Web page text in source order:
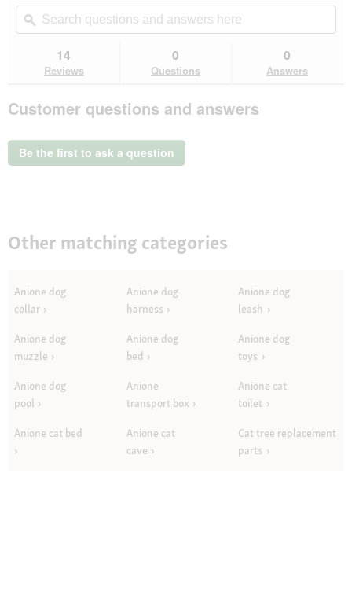
of
Read
for
column
fat
balls
will
navigate
to
reviews.
Search
questions
and
ϙ
14
Reviews
0
Questions
0
Answers
Customer questions and answers
Be the first to ask a question
Other matching categories
Anione dog
collar
Anione dog
harness
Anione dog
leash
Anione dog
muzzle
Anione dog
bed
Anione dog
toys
Anione dog
pool
Anione
transport box
Anione cat
toilet
Anione cat bed
Anione cat
cave
Cat tree replacement
parts